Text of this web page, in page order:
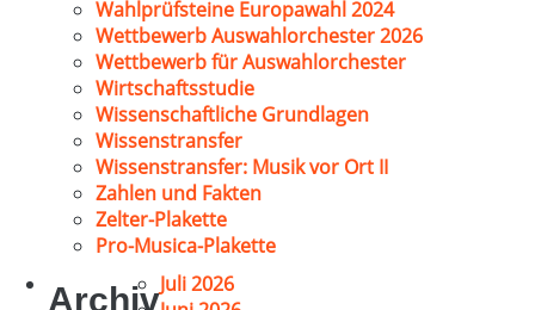
Wahlprüfsteine Europawahl 2024
Wettbewerb Auswahlorchester 2026
Wettbewerb für Auswahlorchester
Wirtschaftsstudie
Wissenschaftliche Grundlagen
Wissenstransfer
Wissenstransfer: Musik vor Ort II
Zahlen und Fakten
Zelter-Plakette
Pro-Musica-Plakette
ArchivJuli 2026